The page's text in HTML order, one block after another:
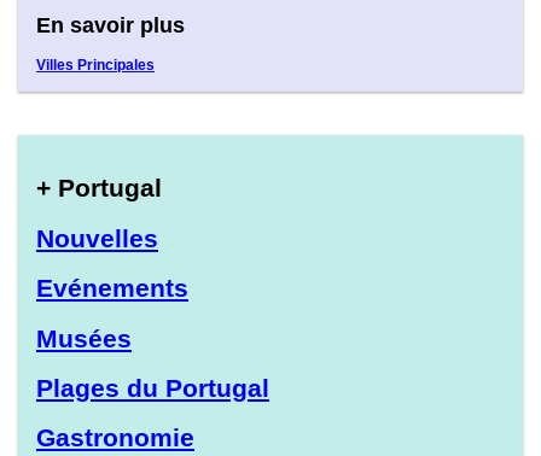
En savoir plus
Villes Principales
+ Portugal
Nouvelles
Evénements
Musées
Plages du Portugal
Gastronomie